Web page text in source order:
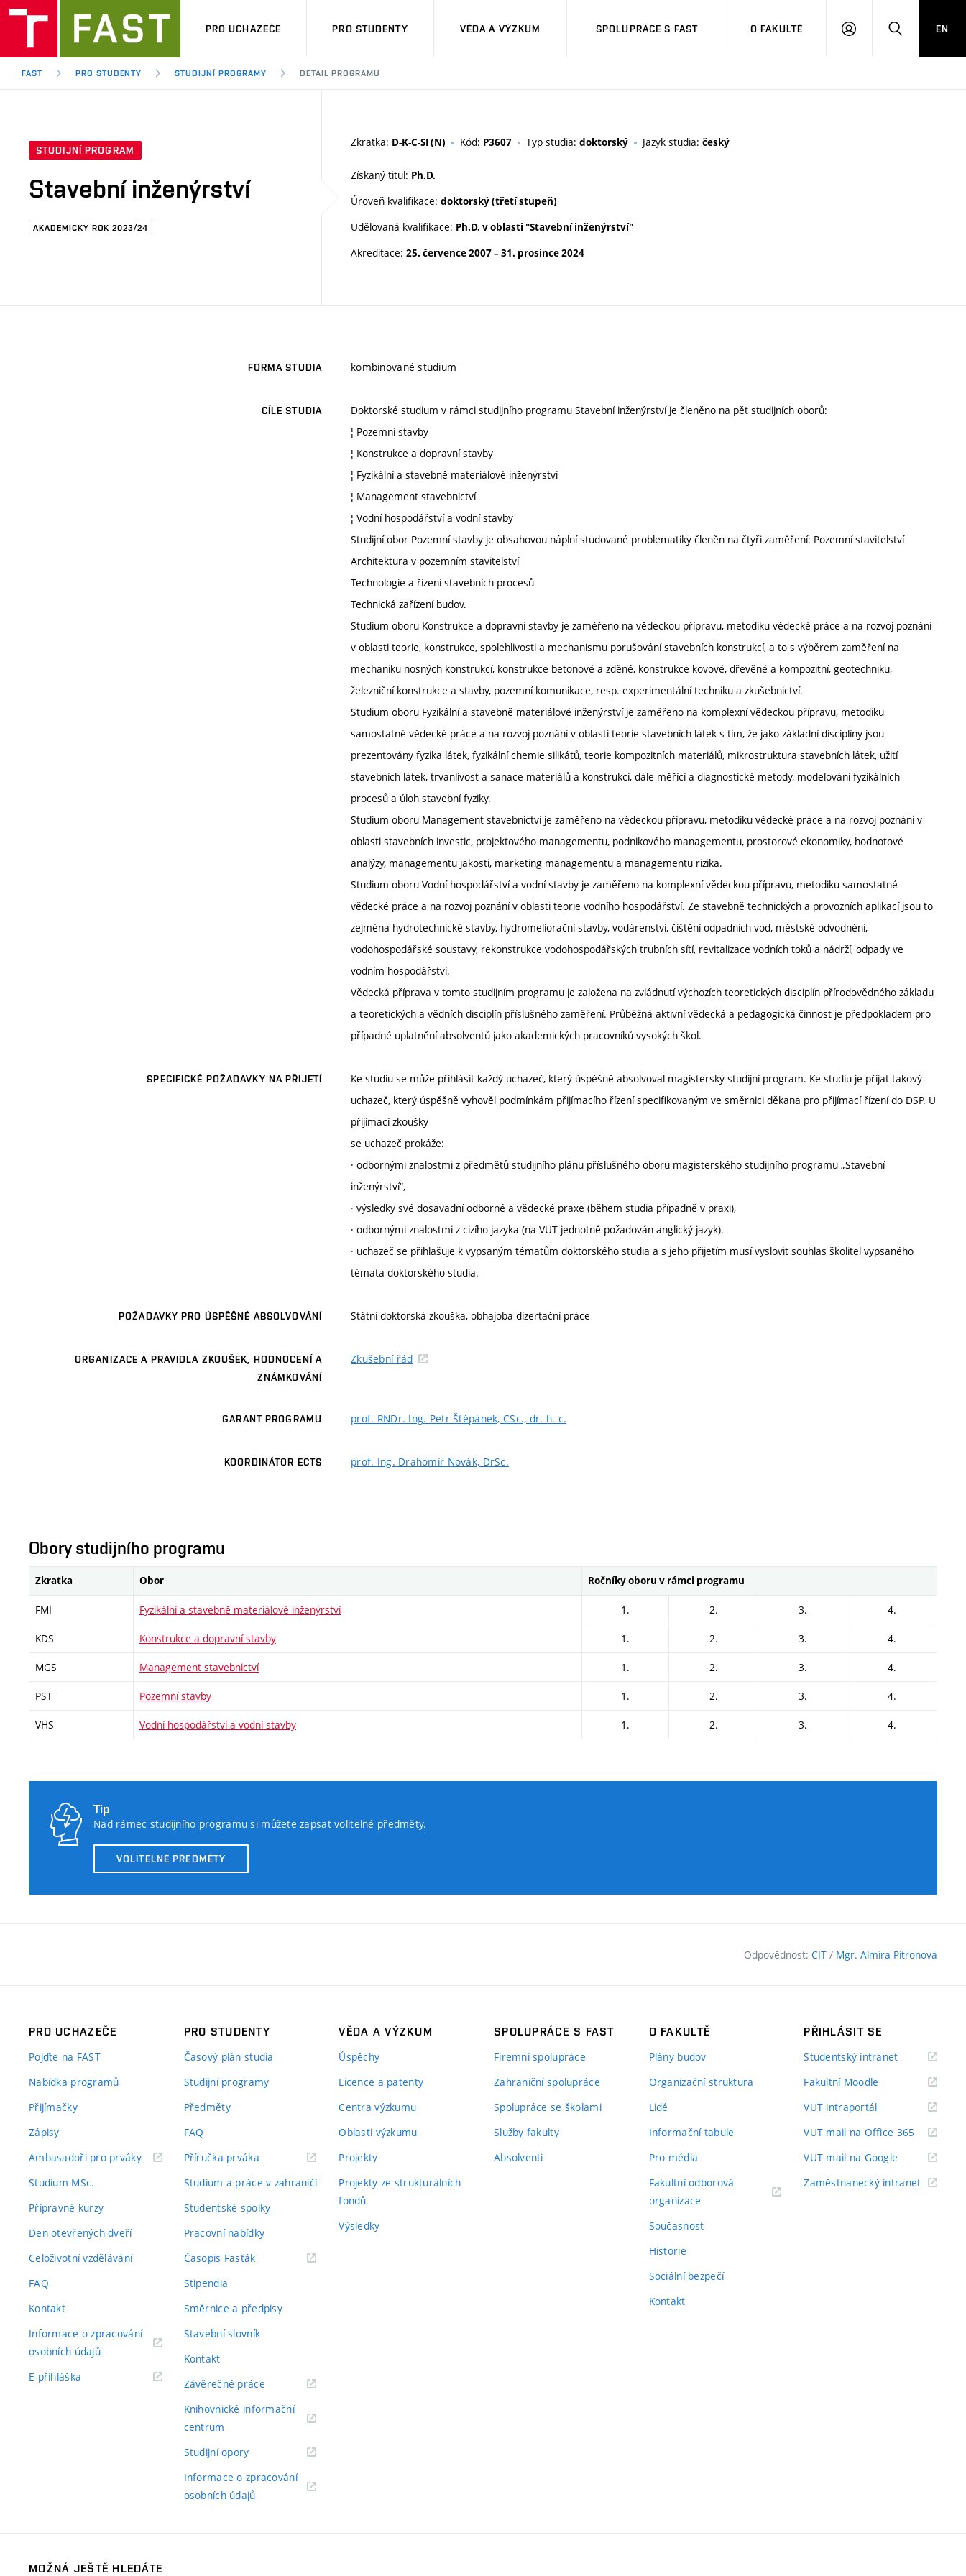
PRO UCHAZEČE PRO STUDENTY VĚDA A VÝZKUM SPOLUPRÁCE S FAST O FAKULTĚ
PŘIHLÁSITHLEDAT
EN
FAST PRO STUDENTY STUDIJNÍ PROGRAMY DETAIL PROGRAMU
STUDIJNÍ PROGRAM
Stavební inženýrství
AKADEMICKÝ ROK 2023/24
Zkratka: D-K-C-SI (N) Kód: P3607 Typ studia: doktorský Jazyk studia: český
Získaný titul: Ph.D.
Úroveň kvalifikace: doktorský (třetí stupeň)
Udělovaná kvalifikace: Ph.D. v oblasti "Stavební inženýrství"
Akreditace: 25. července 2007–31. prosince 2024
FORMA STUDIA kombinované studium
CÍLE STUDIA
Doktorské studium v rámci studijního programu Stavební inženýrství je členěno na pět studijních oborů:
¦ Pozemní stavby
¦ Konstrukce a dopravní stavby
¦ Fyzikální a stavebně materiálové inženýrství
¦ Management stavebnictví
¦ Vodní hospodářství a vodní stavby
Studijní obor Pozemní stavby je obsahovou náplní studované problematiky členěn na čtyři zaměření: Pozemní stavitelství
Architektura v pozemním stavitelství
Technologie a řízení stavebních procesů
Technická zařízení budov.
Studium oboru Konstrukce a dopravní stavby je zaměřeno na vědeckou přípravu, metodiku vědecké práce a na rozvoj poznání
v oblasti teorie, konstrukce, spolehlivosti a mechanismu porušování stavebních konstrukcí, a to s výběrem zaměření na
mechaniku nosných konstrukcí, konstrukce betonové a zděné, konstrukce kovové, dřevěné a kompozitní, geotechniku,
železniční konstrukce a stavby, pozemní komunikace, resp. experimentální techniku a zkušebnictví.
Studium oboru Fyzikální a stavebně materiálové inženýrství je zaměřeno na komplexní vědeckou přípravu, metodiku
samostatné vědecké práce a na rozvoj poznání v oblasti teorie stavebních látek s tím, že jako základní disciplíny jsou
prezentovány fyzika látek, fyzikální chemie silikátů, teorie kompozitních materiálů, mikrostruktura stavebních látek, užití
stavebních látek, trvanlivost a sanace materiálů a konstrukcí, dále měřící a diagnostické metody, modelování fyzikálních
procesů a úloh stavební fyziky.
Studium oboru Management stavebnictví je zaměřeno na vědeckou přípravu, metodiku vědecké práce a na rozvoj poznání v
oblasti stavebních investic, projektového managementu, podnikového managementu, prostorové ekonomiky, hodnotové
analýzy, managementu jakosti, marketing managementu a managementu rizika.
Studium oboru Vodní hospodářství a vodní stavby je zaměřeno na komplexní vědeckou přípravu, metodiku samostatné
vědecké práce a na rozvoj poznání v oblasti teorie vodního hospodářství. Ze stavebně technických a provozních aplikací jsou to
zejména hydrotechnické stavby, hydromeliorační stavby, vodárenství, čištění odpadních vod, městské odvodnění,
vodohospodářské soustavy, rekonstrukce vodohospodářských trubních sítí, revitalizace vodních toků a nádrží, odpady ve
vodním hospodářství.
Vědecká příprava v tomto studijním programu je založena na zvládnutí výchozích teoretických disciplín přírodovědného základu
a teoretických a vědních disciplín příslušného zaměření. Průběžná aktivní vědecká a pedagogická činnost je předpokladem pro
případné uplatnění absolventů jako akademických pracovníků vysokých škol.
SPECIFICKÉ POŽADAVKY NA PŘIJETÍ
Ke studiu se může přihlásit každý uchazeč, který úspěšně absolvoval magisterský studijní program. Ke studiu je přijat takový
uchazeč, který úspěšně vyhověl podmínkám přijímacího řízení specifikovaným ve směrnici děkana pro přijímací řízení do DSP. U
přijímací zkoušky
se uchazeč prokáže:
· odbornými znalostmi z předmětů studijního plánu příslušného oboru magisterského studijního programu „Stavební
inženýrství“,
· výsledky své dosavadní odborné a vědecké praxe (během studia případně v praxi),
· odbornými znalostmi z cizího jazyka (na VUT jednotně požadován anglický jazyk).
· uchazeč se přihlašuje k vypsaným tématům doktorského studia a s jeho přijetím musí vyslovit souhlas školitel vypsaného
témata doktorského studia.
POŽADAVKY PRO ÚSPĚŠNÉ ABSOLVOVÁNÍ Státní doktorská zkouška, obhajoba dizertační práce
ORGANIZACE A PRAVIDLA ZKOUŠEK, HODNOCENÍ A
ZNÁMKOVÁNÍ
Zkušební řád
GARANT PROGRAMU prof. RNDr. Ing. Petr Štěpánek, CSc., dr. h. c.
KOORDINÁTOR ECTS prof. Ing. Drahomír Novák, DrSc.
Obory studijního programu
Zkratka Obor Ročníky oboru v rámci programu
FMI Fyzikální a stavebně materiálové inženýrství 1. 2. 3. 4.
KDS Konstrukce a dopravní stavby 1. 2. 3. 4.
MGS Management stavebnictví 1. 2. 3. 4.
PST Pozemní stavby 1. 2. 3. 4.
VHS Vodní hospodářství a vodní stavby 1. 2. 3. 4.
Tip
Nad rámec studijního programu si můžete zapsat volitelné předměty.
VOLITELNÉ PŘEDMĚTY
Odpovědnost: CIT / Mgr. Almíra Pitronová
PRO UCHAZEČE
Pojďte na FAST
Nabídka programů
Přijímačky
Zápisy
Ambasadoři pro prváky(externí
Studium MSc.
Přípravné kurzy
Den otevřených dveří
Celoživotní vzdělávání
FAQ
Kontakt
Informace o zpracování
osobních údajů(externí
E-přihláška
PRO STUDENTY
Časový plán studia
Studijní programy
Předměty
FAQ
Příručka prváka(externí
Studium a práce v zahraničí
Studentské spolky
Pracovní nabídky
Časopis Fasťák(externí
Stipendia
Směrnice a předpisy
Stavební slovník
Kontakt
Závěrečné práce(externí
Knihovnické informační
centrum
Studijní opory(externí
Informace o zpracování
osobních údajů(externí
VĚDA A VÝZKUM
Úspěchy
Licence a patenty
Centra výzkumu
Oblasti výzkumu
Projekty
Projekty ze strukturálních
fondů
Výsledky
SPOLUPRÁCE S FAST
Firemní spolupráce
Zahraniční spolupráce
Spolupráce se školami
Služby fakulty
Absolventi
O FAKULTĚ
Plány budov
Organizační struktura
Lidé
Informační tabule
Pro média
Fakultní odborová
organizace
Současnost
Historie
Sociální bezpečí
Kontakt
PŘIHLÁSIT SE
Studentský intranet(externí
Fakultní Moodle
VUT intraportál(externí
VUT mail na Office 365 (externí
VUT mail na Google (externí
Zaměstnanecký intranet(externí
MOŽNÁ JEŠTĚ HLEDÁTE